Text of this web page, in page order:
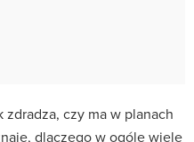
czy ma w planach
dlaczego w ogóle wiele